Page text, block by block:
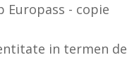
Europass - copie
in termen